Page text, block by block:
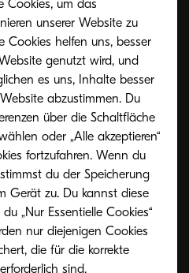
wir ein kostenfreies
Toner und
Anmeldung
Cookies, um das
unserer Website zu
Cookies helfen uns, besser
genutzt wird, und
es uns, Inhalte besser
abzustimmen. Du
über die Schaltfläche
oder „Alle akzeptieren“
fortzufahren. Wenn du
du der Speicherung
Gerät zu. Du kannst diese
„Nur Essentielle Cookies“
nur diejenigen Cookies
die für die korrekte